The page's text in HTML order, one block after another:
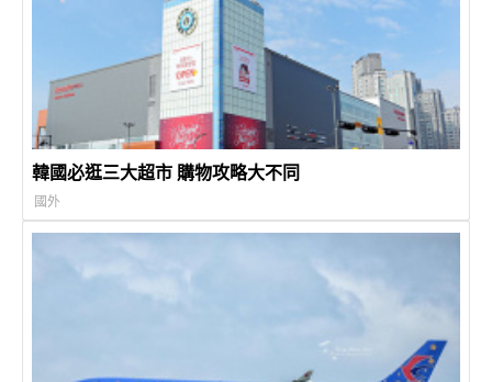
韓國必逛三大超市 購物攻略大不同
國外